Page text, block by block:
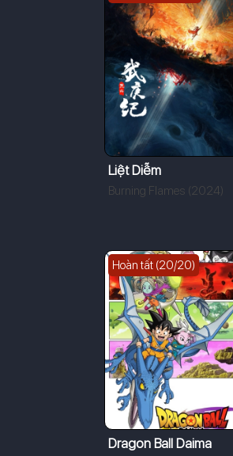
Liệt Diễm
Burning Flames (2024)
Hoàn tất (20/20)
Dragon Ball Daima